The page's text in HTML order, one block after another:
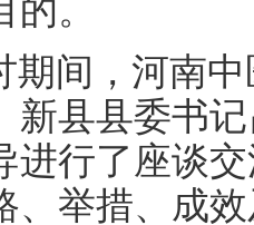
。
期间，河南
新县县委书
进行了座谈
、举措、成